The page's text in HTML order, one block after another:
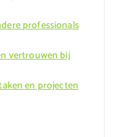
professionals
vertrouwen bij
en projecten